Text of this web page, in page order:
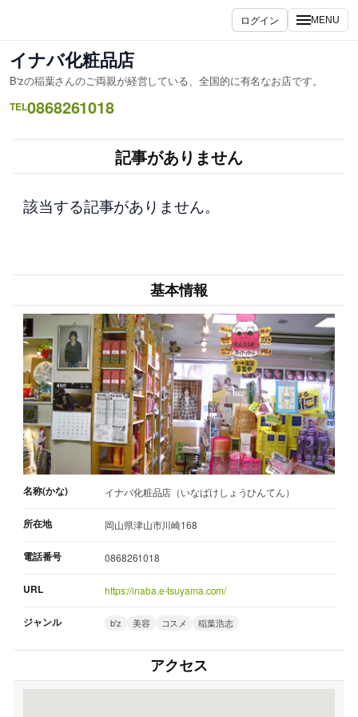
ス
キ
ッ
ログイン MENU
イナバ化粧品店
B'zの稲葉さんのご両親が経営している、全国的に有名なお店です。
TEL0868261018
記事がありません
該当する記事がありません。
基本情報
名称(かな) イナバ化粧品店（いなばけしょうひんてん）
所在地 岡山県津山市川崎168
電話番号 0868261018
URL https://inaba.e-tsuyama.com/
ジャンル b'z 美容 コスメ 稲葉浩志
アクセス